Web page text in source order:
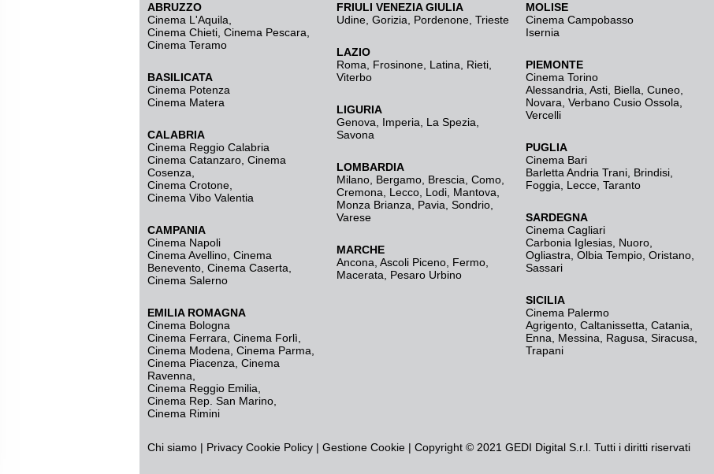
ABRUZZO
Cinema L'Aquila
Cinema Chieti, Cinema Pescara,
Cinema Teramo
BASILICATA
Cinema Potenza
Cinema Matera
CALABRIA
Cinema Reggio Calabria
Cinema Catanzaro Cinema
Cosenza
Cinema Crotone
Cinema Vibo Valentia
CAMPANIA
Cinema Napoli
Cinema Avellino Cinema
Benevento Cinema Caserta
Cinema Salerno
EMILIA ROMAGNA
Cinema Bologna
Cinema Ferrara Cinema Forlì
Cinema Modena Cinema Parma
Cinema Piacenza Cinema
Ravenna
Cinema Reggio Emilia
Cinema Rep. San Marino
Cinema Rimini
FRIULI VENEZIA GIULIA
Udine Gorizia Pordenone Trieste
LAZIO
Roma
Frosinone Latina Rieti
Viterbo
LIGURIA
Genova
Imperia La Spezia
Savona
LOMBARDIA
Milano Bergamo Brescia, Como
Cremona
Lecco Lodi Mantova
Monza Brianza
Pavia Sondrio
Varese
MARCHE
Ancona Ascoli Piceno Fermo
Macerata
Pesaro Urbino
MOLISE
Cinema Campobasso
Isernia
PIEMONTE
Cinema Torino
Alessandria Asti Biella Cuneo
Novara Verbano Cusio Ossola
Vercelli
PUGLIA
Cinema Bari
Barletta Andria Trani Brindisi
Foggia
Lecce Taranto
SARDEGNA
Cinema Cagliari
Carbonia Iglesias Nuoro
Ogliastra Olbia Tempio Oristano
Sassari
SICILIA
Cinema Palermo
Agrigento Caltanissetta Catania
Enna
Messina Ragusa Siracusa
Trapani
Chi siamo | Privacy Cookie Policy | Gestione Cookie | Copyright © 2021 GEDI Digital S.r.l. Tutti i diritti riservati